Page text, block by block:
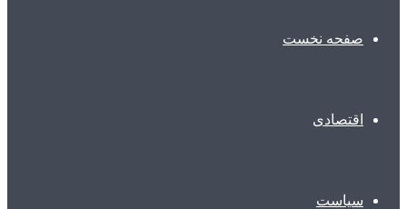
صفحه نخست
اقتصادی
سیاست